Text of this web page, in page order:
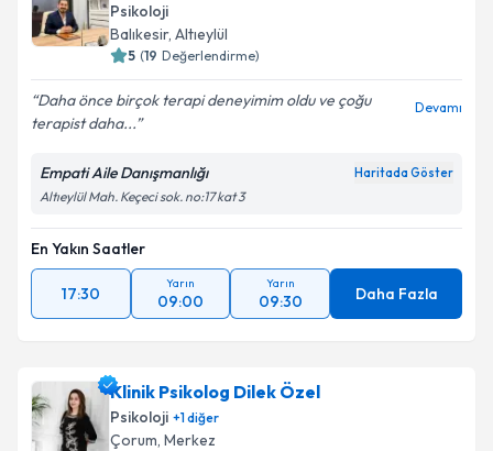
Psikoloji
Balıkesir, Altıeylül
5 (19 Değerlendirme)
Daha önce birçok terapi deneyimim oldu ve çoğu
terapist daha...
Devamı
Empati Aile Danışmanlığı Haritada Göster
Altıeylül Mah. Keçeci sok. no:17 kat 3
En Yakın Saatler
17:30
Yarın
09:00
Yarın
09:30 Daha Fazla
Klinik Psikolog Dilek Özel
Psikoloji +1diğer
Çorum, Merkez